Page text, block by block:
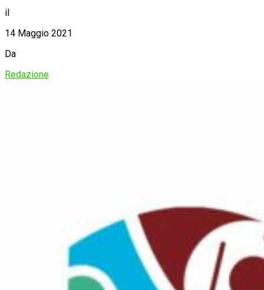
il
14 Maggio 2021
Da
Redazione